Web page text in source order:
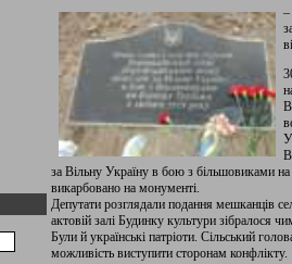
–
за Вільну Україну в бою з більшовиками
викарбовано на монументі.
Депутати розглядали подання мешканців
актовій залі Будинку культури зібралося
Були й українські патріоти. Сільський
можливість виступити сторонам конфлікту.